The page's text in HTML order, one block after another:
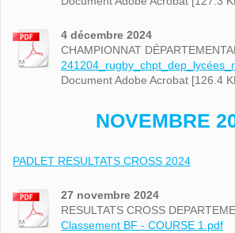
4 décembre 2024
CHAMPIONNAT
Document Adobe Acrobat [126.4
NOVEMBRE
PADLET RESULTATS CROSS 2024
27 novembre 2024
RESULTATS CROSS
Classement BF - COURSE 1.pdf